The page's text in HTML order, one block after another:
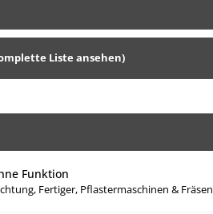
Liste ansehen)
Funktion
Fertiger, Pflastermaschinen & Fräsen